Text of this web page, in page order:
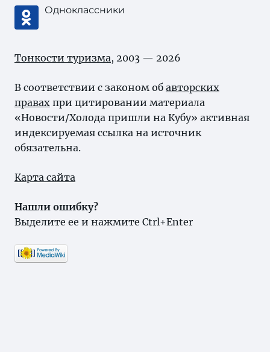
Одноклассники
Тонкости туризма, 2003 — 2026
В соответствии с законом об авторских
правах при цитировании материала
«Новости/Холода пришли на Кубу» активная
индексируемая ссылка на источник
обязательна.
Карта сайта
Нашли ошибку?
Выделите ее и нажмите Ctrl+Enter